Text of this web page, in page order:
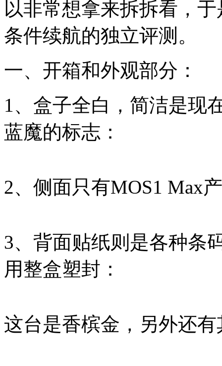
以非常想拿来拆拆看，
条件续航的独立评测。
一、开箱和外观部分：
1、盒子全白，简洁是现
蓝魔的标志：
2、侧面只有MOS1 Max
3、背面贴纸则是各种条
用整盒塑封：
这台是香槟金，另外还